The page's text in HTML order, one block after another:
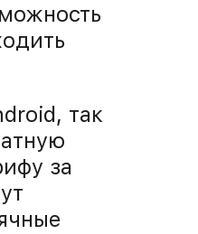
так
за